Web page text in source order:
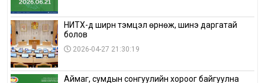
НИТХ-д ширүүн тэмцэл өрнөж, шинэ даргатай
болов
2026-04-27 21:30:19
Аймаг, сумдын сонгуулийн хороог байгуулна